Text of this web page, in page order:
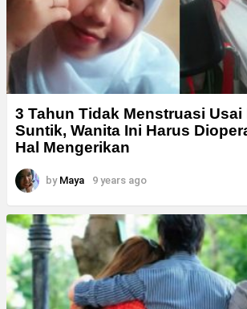
3 Tahun Tidak Menstruasi Usai
Suntik, Wanita Ini Harus
Hal Mengerikan
by Maya 9 years ago